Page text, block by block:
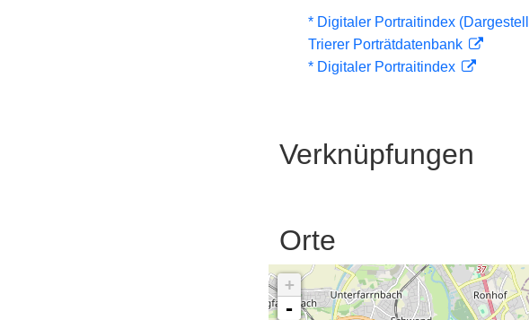
* Digitaler Portraitindex
Trierer Porträtdatenbank
* Digitaler Portraitindex
Verknüpfungen
Orte
+
-